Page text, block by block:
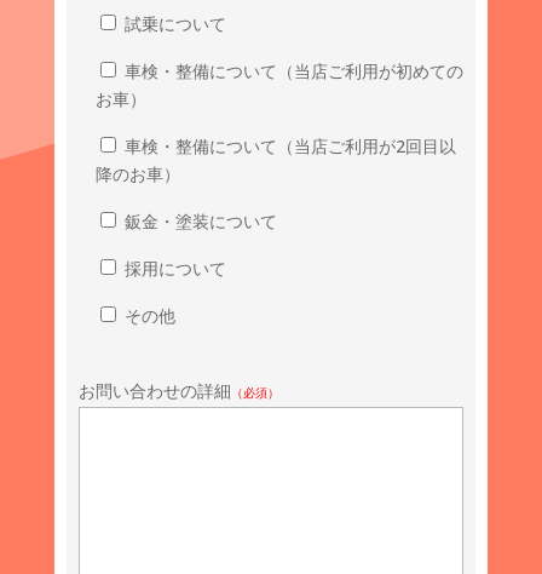
試乗について
車検・整備について（当店ご利用が初めての
お車）
車検・整備について（当店ご利用が2回目以
降のお車）
鈑金・塗装について
採用について
その他
お問い合わせの詳細 （必須）